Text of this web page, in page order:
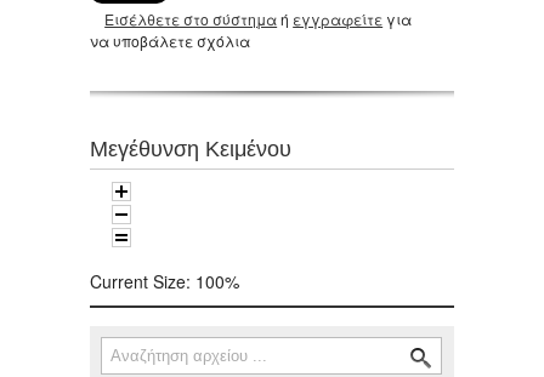
Εισέλθετε στο σύστημαή εγγραφείτε για
να υποβάλετε σχόλια
Μεγέθυνση Κειμένου
Current Size: 100%
Φόρμα αναζήτησης
Αναζήτηση